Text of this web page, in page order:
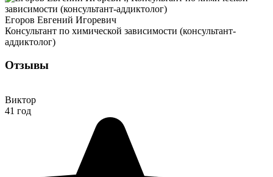
Егоров Евгений Игоревич
Консультант по химической зависимости (консультант-
аддиктолог)
Отзывы
Виктор
41 год